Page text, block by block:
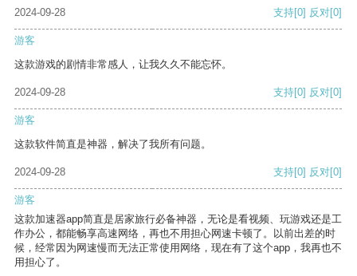
2024-09-28
支持[0] 反对[0]
游客
这款游戏的剧情非常感人，让我久久不能忘怀。
2024-09-28 支持[0] 反对[0]
游客
这款软件简直是神器，解决了我所有问题。
2024-09-28 支持[0] 反对[0]
游客
这款加速器app简直是居家旅行必备神器，无论是看视频、玩游戏还是工
作办公，都能畅享高速网络，再也不用担心网速卡顿了。以前出差的时
候，经常因为网速慢而无法正常使用网络，现在有了这个app，我再也不
用担心了。